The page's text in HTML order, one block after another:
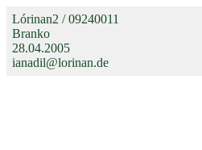
Lórinan2 / 09240011
Branko
28.04.2005
ianadil@lorinan.de